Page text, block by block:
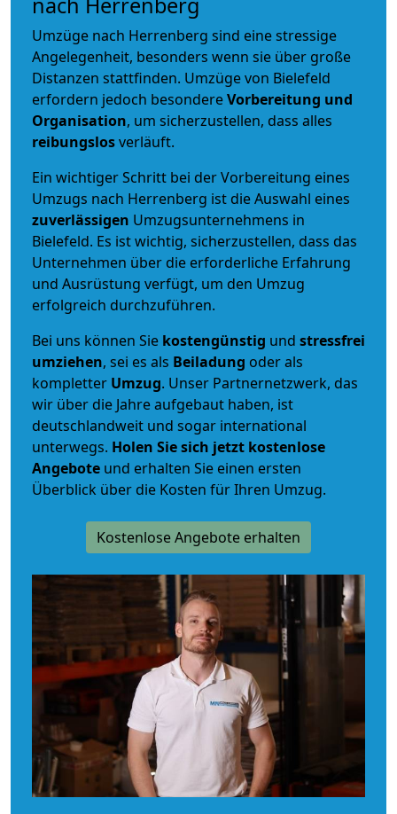
Umzüge nach Herrenberg sind eine stressige
Angelegenheit, besonders wenn sie über große
Distanzen stattfinden. Umzüge von Bielefeld
erfordern jedoch besondereVorbereitung und
Organisation, um sicherzustellen, dass alles
reibungslosverläuft.
Ein wichtiger Schritt bei der Vorbereitung eines
Umzugs nach Herrenberg ist die Auswahl eines
zuverlässigen Umzugsunternehmens in
Bielefeld. Es ist wichtig, sicherzustellen, dass das
Unternehmen über die erforderliche Erfahrung
und Ausrüstung verfügt, um den Umzug
erfolgreich durchzuführen.
Bei uns können Sie kostengünstig und stressfrei
umziehen, sei es als Beiladung oder als
kompletter Umzug. Unser Partnernetzwerk, das
wir über die Jahre aufgebaut haben, ist
deutschlandweit und sogar international
unterwegs. Holen Sie sich jetzt kostenlose
Angebote und erhalten Sie einen ersten
Überblick über die Kosten für Ihren Umzug.
Kostenlose Angebote erhalten